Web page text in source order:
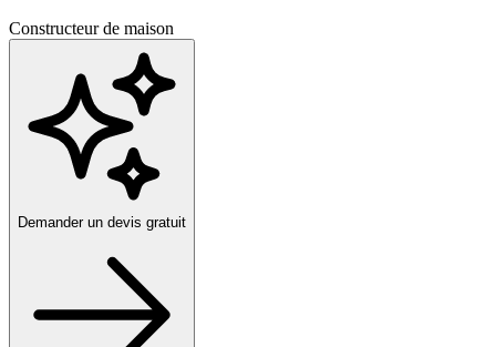
Constructeur de maison
Demander un devis gratuit